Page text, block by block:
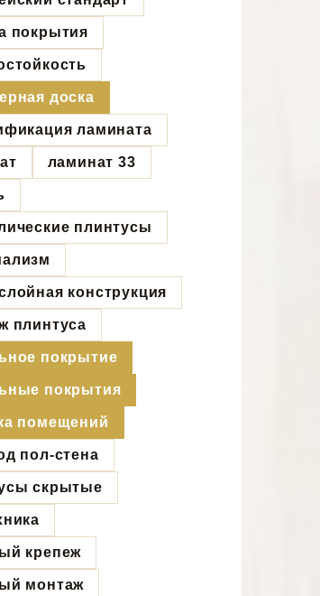
покрытия
доска
ламината
ламинат 33
плинтусы
конструкция
плинтуса
покрытие
покрытия
помещений
пол-стена
скрытые
крепеж
монтаж